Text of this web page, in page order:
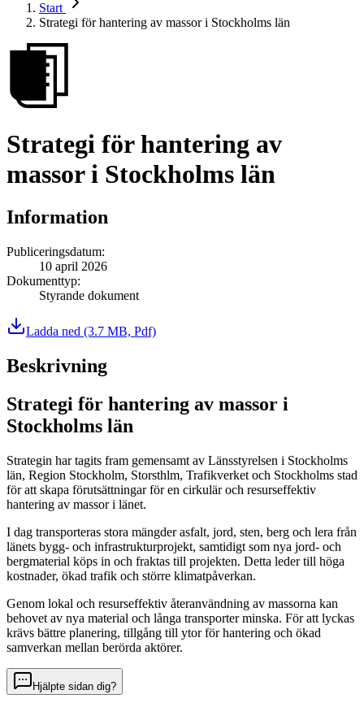
Start
Strategi för hantering av massor i Stockholms län
Strategi för hantering av
massor i Stockholms län
Information
Publiceringsdatum:
10 april 2026
Dokumenttyp:
Styrande dokument
Ladda ned (3.7 MB, Pdf)
Beskrivning
Strategi för hantering av massor i
Stockholms län
Strategin har tagits fram gemensamt av Länsstyrelsen i Stockholms
län, Region Stockholm, Storsthlm, Trafikverket och Stockholms stad
för att skapa förutsättningar för en cirkulär och resurseffektiv
hantering av massor i länet.
I dag transporteras stora mängder asfalt, jord, sten, berg och lera från
länets bygg- och infrastrukturprojekt, samtidigt som nya jord- och
bergmaterial köps in och fraktas till projekten. Detta leder till höga
kostnader, ökad trafik och större klimatpåverkan.
Genom lokal och resurseffektiv återanvändning av massorna kan
behovet av nya material och långa transporter minska. För att lyckas
krävs bättre planering, tillgång till ytor för hantering och ökad
samverkan mellan berörda aktörer.
Hjälpte sidan dig?